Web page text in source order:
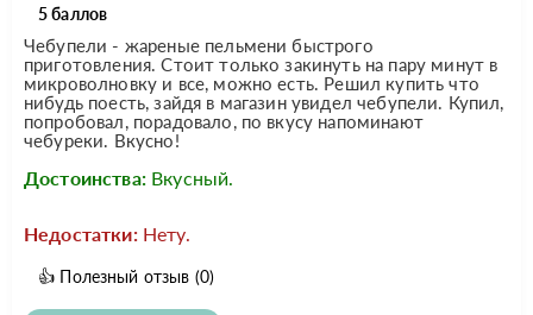
5 баллов
Чебупели - жареные пельмени быстрого
приготовления. Стоит только закинуть на пару минут в
микроволновку и все, можно есть. Решил купить что
нибудь поесть, зайдя в магазин увидел чебупели. Купил,
попробовал, порадовало, по вкусу напоминают
чебуреки. Вкусно!
Достоинства: Вкусный.
Недостатки: Нету.
👍 Полезный отзыв (0)